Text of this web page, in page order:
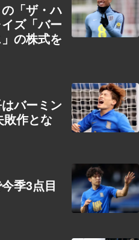
「ザ・ハ
ズ「バー
の株式を
バーミン
敗作とな
季3点目